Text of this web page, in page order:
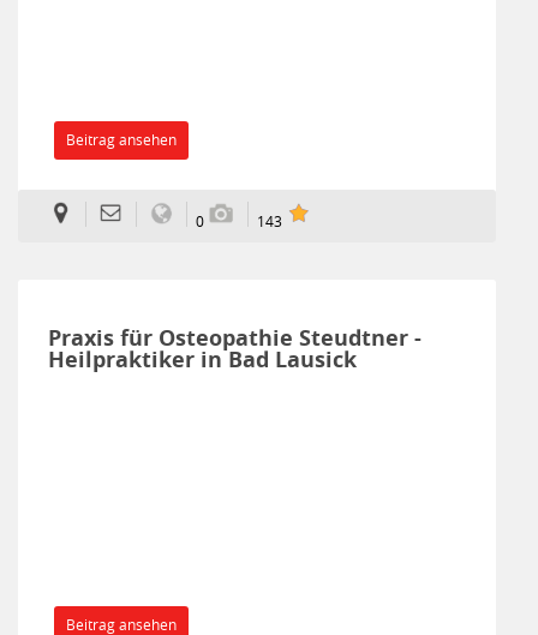
Beitrag ansehen
0 143
Praxis für Osteopathie Steudtner -
Heilpraktiker in Bad Lausick
Beitrag ansehen